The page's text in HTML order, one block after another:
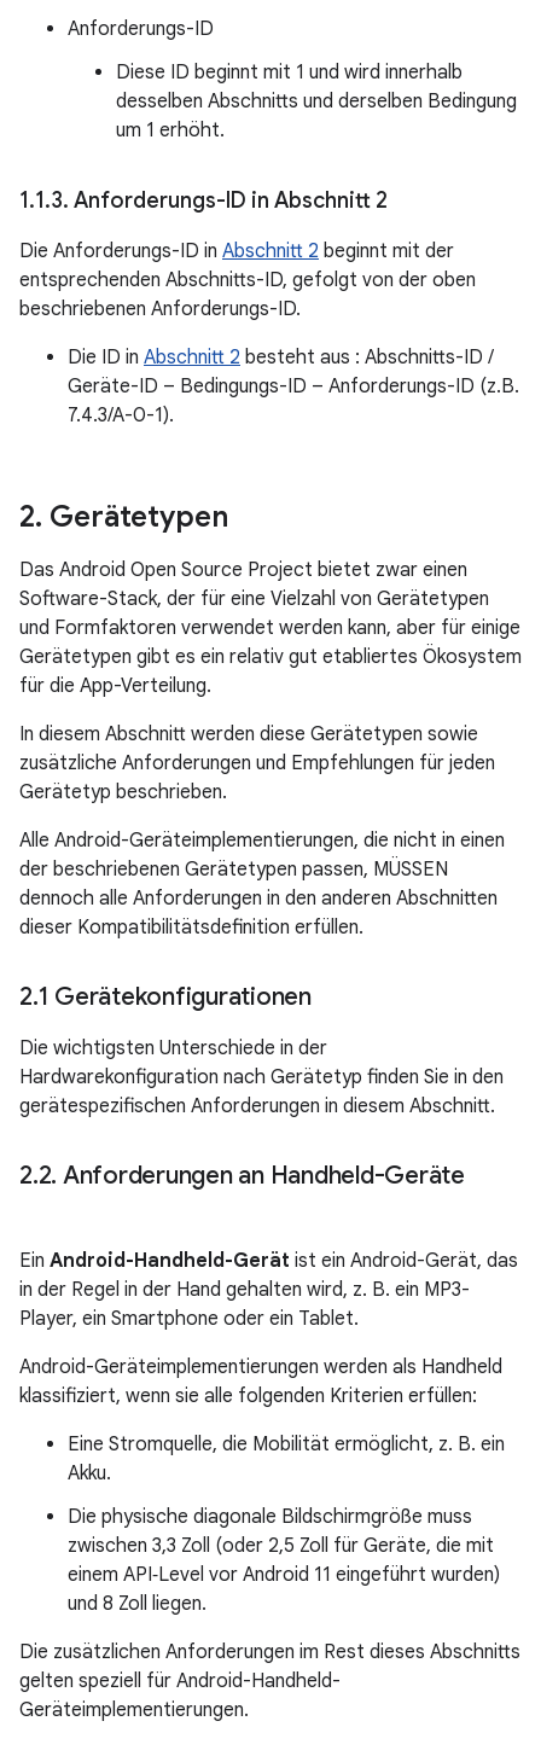
Anforderungs-ID
Diese ID beginnt mit 1 und wird innerhalb
desselben Abschnitts und derselben Bedingung
um 1 erhöht.
1.1.3. Anforderungs-ID in Abschnitt 2
Die Anforderungs-ID in Abschnitt 2 beginnt mit der
entsprechenden Abschnitts-ID, gefolgt von der oben
beschriebenen Anforderungs-ID.
Die ID in Abschnitt 2 besteht aus : Abschnitts-ID /
Geräte-ID – Bedingungs-ID – Anforderungs-ID (z.B.
7.4.3/A-0-1).
2. Gerätetypen
Das Android Open Source Project bietet zwar einen
Software-Stack, der für eine Vielzahl von Gerätetypen
und Formfaktoren verwendet werden kann, aber für einige
Gerätetypen gibt es ein relativ gut etabliertes Ökosystem
für die App-Verteilung.
In diesem Abschnitt werden diese Gerätetypen sowie
zusätzliche Anforderungen und Empfehlungen für jeden
Gerätetyp beschrieben.
Alle Android-Geräteimplementierungen, die nicht in einen
der beschriebenen Gerätetypen passen, MÜSSEN
dennoch alle Anforderungen in den anderen Abschnitten
dieser Kompatibilitätsdefinition erfüllen.
2.1 Gerätekonfigurationen
Die wichtigsten Unterschiede in der
Hardwarekonfiguration nach Gerätetyp finden Sie in den
gerätespezifischen Anforderungen in diesem Abschnitt.
2.2. Anforderungen an Handheld-Geräte
Ein Android-Handheld-Gerät ist ein Android-Gerät, das
in der Regel in der Hand gehalten wird, z. B. ein MP3-
Player, ein Smartphone oder ein Tablet.
Android-Geräteimplementierungen werden als Handheld
klassifiziert, wenn sie alle folgenden Kriterien erfüllen:
Eine Stromquelle, die Mobilität ermöglicht, z. B. ein
Akku.
Die physische diagonale Bildschirmgröße muss
zwischen 3,3 Zoll (oder 2,5 Zoll für Geräte, die mit
einem API‑Level vor Android 11 eingeführt wurden)
und 8 Zoll liegen.
Die zusätzlichen Anforderungen im Rest dieses Abschnitts
gelten speziell für Android-Handheld-
Geräteimplementierungen.